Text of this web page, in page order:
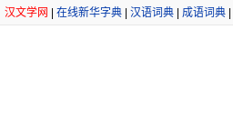
汉文学网 在线新华字典 汉语词典 成语词典